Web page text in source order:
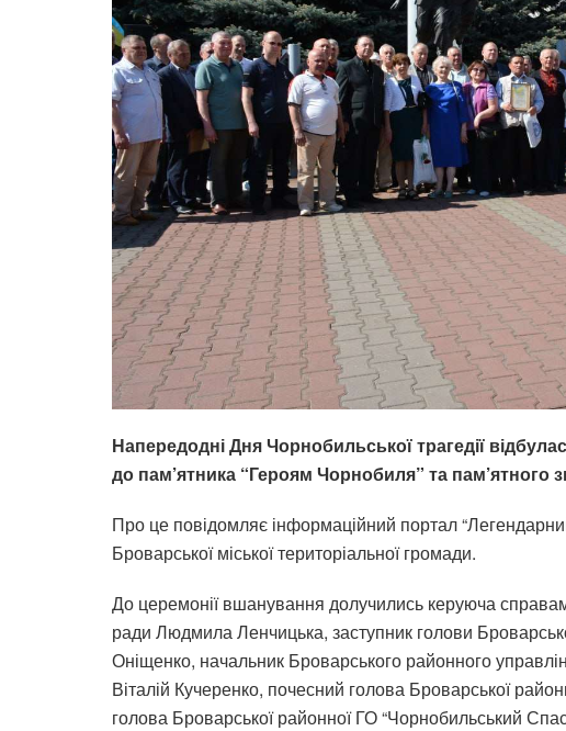
Напередодні Дня Чорнобильської трагедії
до пам’ятника “Героям Чорнобиля” та
Про це повідомляє інформаційний портал
Броварської міської територіальної громади.
До церемонії вшанування долучились керуюча
ради Людмила Ленчицька, заступник голови
Оніщенко, начальник Броварського районного
Віталій Кучеренко, почесний голова Броварської
голова Броварської районної ГО “Чорнобильський